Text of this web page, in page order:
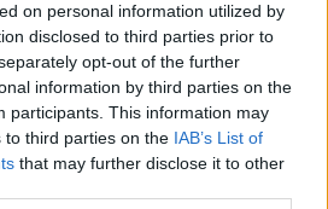
on personal information utilized by
disclosed to third parties prior to
opt-out of the further
information by third parties on the
participants. This information may
to third parties on the IAB’s List of
that may further disclose it to other